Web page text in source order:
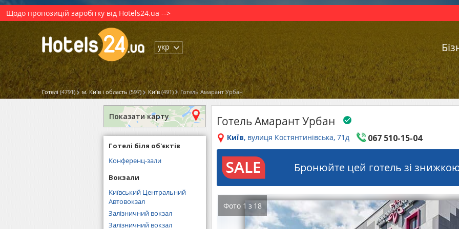
Щодо пропозицій заробітку від Hotels24.ua -->
укр
Готелі (4791) м. Київ і область (597) Київ (491) Готель Амарант Урбан
Готель Амарант Урбан
Київ, вулиця Костянтинівська, 71д 067 510-15-04
Бронюйте цей готель зі
Фото 1 з 18
Показати карту
Готелі біля об'єктів
Конференц-зали
Вокзали
Київський Центральний
Автовокзал
Залізничний вокзал
Залізничний вокзал